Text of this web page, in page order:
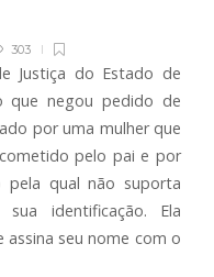
303
Justiça do Estado de
que negou pedido de
por uma mulher que
pelo pai e por
pela qual não suporta
identificação. Ela
seu nome com o